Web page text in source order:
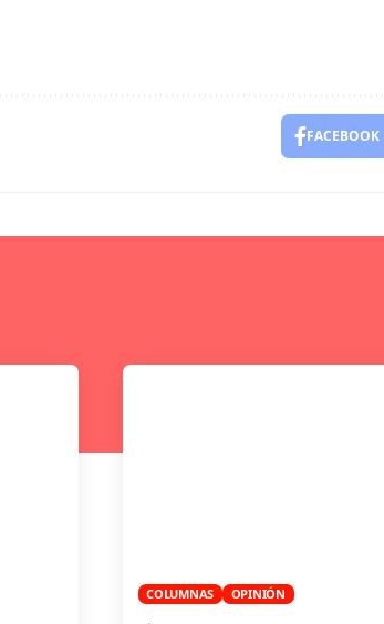
FACEBOOK
COLUMNAS OPINIÓN